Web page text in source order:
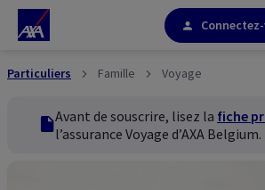
Particuliers Famille Voyage
fiche produit
Avant de souscrire, lisez la fiche
l’assurance Voyage d’AXA Belgium.